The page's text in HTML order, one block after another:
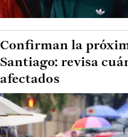
Confirman la
Santiago: revisa
afectados